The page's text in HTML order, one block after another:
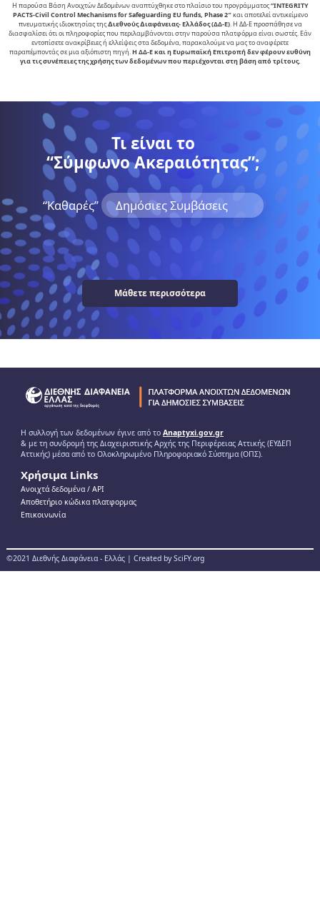
Η παρούσα Βάση Ανοιχτών Δεδομένων αναπτύχθηκε στο πλαίσιο του προγράμματος“INTEGRITY
PACTS-Civil Control Mechanisms for Safeguarding EU funds, Phase 2″και αποτελεί αντικείµενο
πνευµατικής ιδιοκτησίας της∆ιεθνούς ∆ιαφάνειας- Ελλάδος (ΔΔ-Ε). Η ΔΔ-Ε προσπάθησε να
διασφαλίσει ότι οι πληροφορίες που περιλαμβάνονται στην παρούσα πλατφόρμα είναι σωστές. Εάν
εντοπίσετε ανακρίβειες ή ελλείψεις στα δεδομένα, παρακαλούμε να μας το αναφέρετε
παραπέμποντάς σε μια αξιόπιστη πηγή.Η ΔΔ-Ε και η Ευρωπαϊκή Επιτροπή δεν φέρουν ευθύνη
για τις συνέπειες της χρήσης των δεδομένων που περιέχονται στη βάση από τρίτους.
Τι είναι το
“Σύμφωνο Ακεραιότητας”;
“Kαθαρές” Δημόσιες Συμβάσεις
Μάθετε περισσότερα
Η συλλογή των δεδομένων έγινε από το Anaptyxi.gov.gr
& με τη συνδρομή της Διαχειριστικής Αρχής της Περιφέρειας Αττικής (ΕΥΔΕΠ
Αττικής) μέσα από το Ολοκληρωμένο Πληροφοριακό Σύστημα (ΟΠΣ).
Χρήσιμα Links
Ανοιχτά δεδομένα / ΑPI
Αποθετήριο κώδικα πλατφορμας
Επικοινωνία
©2021 Διεθνής Διαφάνεια - Ελλάς | Created by SciFY.org